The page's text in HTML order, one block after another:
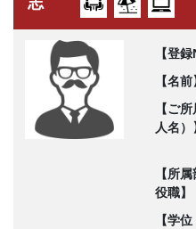
【登録
【名前
【ご
人名）
【所
役職】
【学